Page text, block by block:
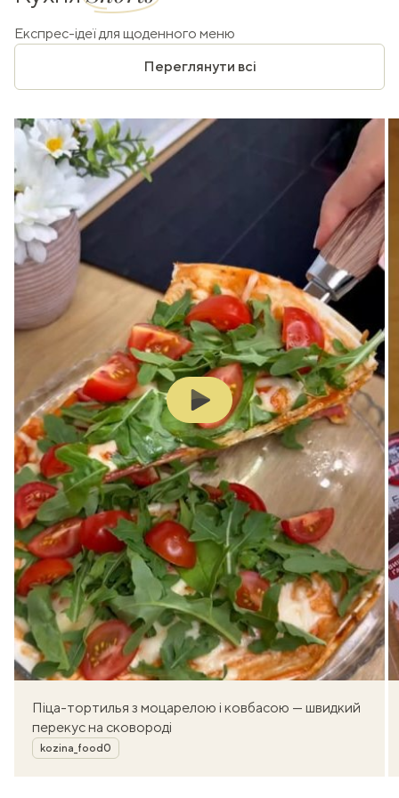
Експрес-ідеї для щоденного меню
Переглянути всі
Play
Піца-тортилья з моцарелою і ковбасою — швидкий
перекус на сковороді
Автор
kozina_food0